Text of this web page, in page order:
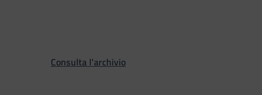
Consulta l'archivio